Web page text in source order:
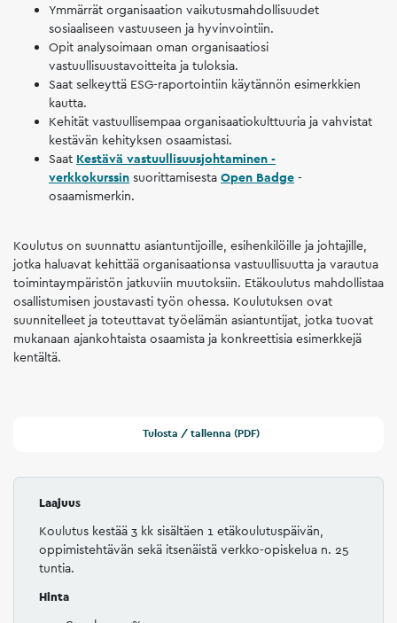
Ymmärrät organisaation vaikutusmahdollisuudet
sosiaaliseen vastuuseen ja hyvinvointiin.
Opit analysoimaan oman organisaatiosi
vastuullisuustavoitteita ja tuloksia.
Saat selkeyttä ESG-raportointiin käytännön esimerkkien
kautta.
Kehität vastuullisempaa organisaatiokulttuuria ja vahvistat
kestävän kehityksen osaamistasi.
Saat Kestävä vastuullisuusjohtaminen -
verkkokurssin suorittamisesta Open Badge -
osaamismerkin.
Koulutus on suunnattu asiantuntijoille, esihenkilöille ja johtajille,
jotka haluavat kehittää organisaationsa vastuullisuutta ja varautua
toimintaympäristön jatkuviin muutoksiin. Etäkoulutus mahdollistaa
osallistumisen joustavasti työn ohessa. Koulutuksen ovat
suunnitelleet ja toteuttavat työelämän asiantuntijat, jotka tuovat
mukanaan ajankohtaista osaamista ja konkreettisia esimerkkejä
kentältä.
Tulosta / tallenna (PDF)
Laajuus
Koulutus kestää 3 kk sisältäen 1 etäkoulutuspäivän,
oppimistehtävän sekä itsenäistä verkko-opiskelua n. 25
tuntia.
Hinta